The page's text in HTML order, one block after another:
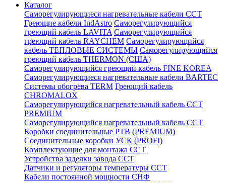
Каталог
Саморегулирующиеся нагревательные кабели ССТ
Греющие кабели IndAstro Саморегулирующийся
греющий кабель LAVITA Саморегулирующийся
греющий кабель RAYCHEM Саморегулирующийся
кабель ТЕПЛОВЫЕ СИСТЕМЫ Саморегулирующийся
греющий кабель THERMON (США)
Саморегулирующийся греющий кабель FINE KOREA
Саморегулирующиеся нагревательные кабели BARTEC
Системы обогрева TERM Греющий кабель
CHROMALOX
Саморегулирующийся нагревательный кабель ССТ
PREMIUM
Саморегулирующийся нагревательный кабель ССТ
Коробки соединительные РТВ (PREMIUM)
Соединительные коробки УСК (PROFI)
Комплектующие для монтажа ССТ
Устройства заделки завода ССТ
Датчики и регуляторы температуры ССТ
Кабели постоянной мощности СНФ